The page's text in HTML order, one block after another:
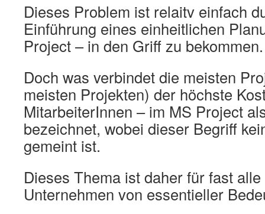
Dieses Problem ist relaitv einfach
Einführung eines einheitlichen
Project – in den Griff zu bekommen.
Doch was verbindet die meisten
meisten Projekten) der höchste
MitarbeiterInnen – im MS Project
bezeichnet, wobei dieser Begriff
gemeint ist.
Dieses Thema ist daher für fast
Unternehmen von essentieller